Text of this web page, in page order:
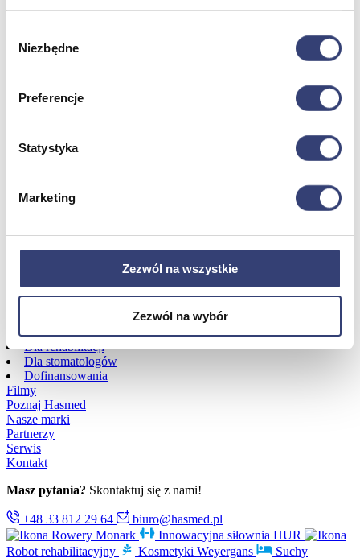
zgody
Niezbędne
Preferencje
Statystyka
Marketing
Zezwól na wszystkie
Zezwól na wybór
Fotele do masażu
Zdrowie i uroda
Zobacz wszystko
Dofinansowania
Wróć
Zobacz wszystko
Aquatizer Testowy
Robot rehabilitacyjny ROBERT®
Robotyka w rehabilitacji
Dla rehabilitacji
Dla stomatologów
Dofinansowania
Filmy
Poznaj Hasmed
Nasze marki
Partnerzy
Serwis
Kontakt
Masz pytania? Skontaktuj się z nami!
+48 33 812 29 64
biuro@hasmed.pl
Rowery Monark
Innowacyjna siłownia HUR
Robot rehabilitacyjny
Kosmetyki Weyergans
Suchy